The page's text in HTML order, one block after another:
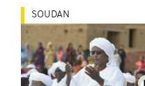
SOUDAN